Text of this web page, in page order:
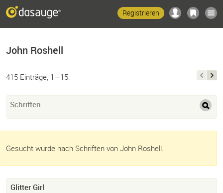
Registrieren
John Roshell
415 Einträge, 1—15:
Schriften
Gesucht wurde nach Schriften von John Roshell.
Glitter Girl